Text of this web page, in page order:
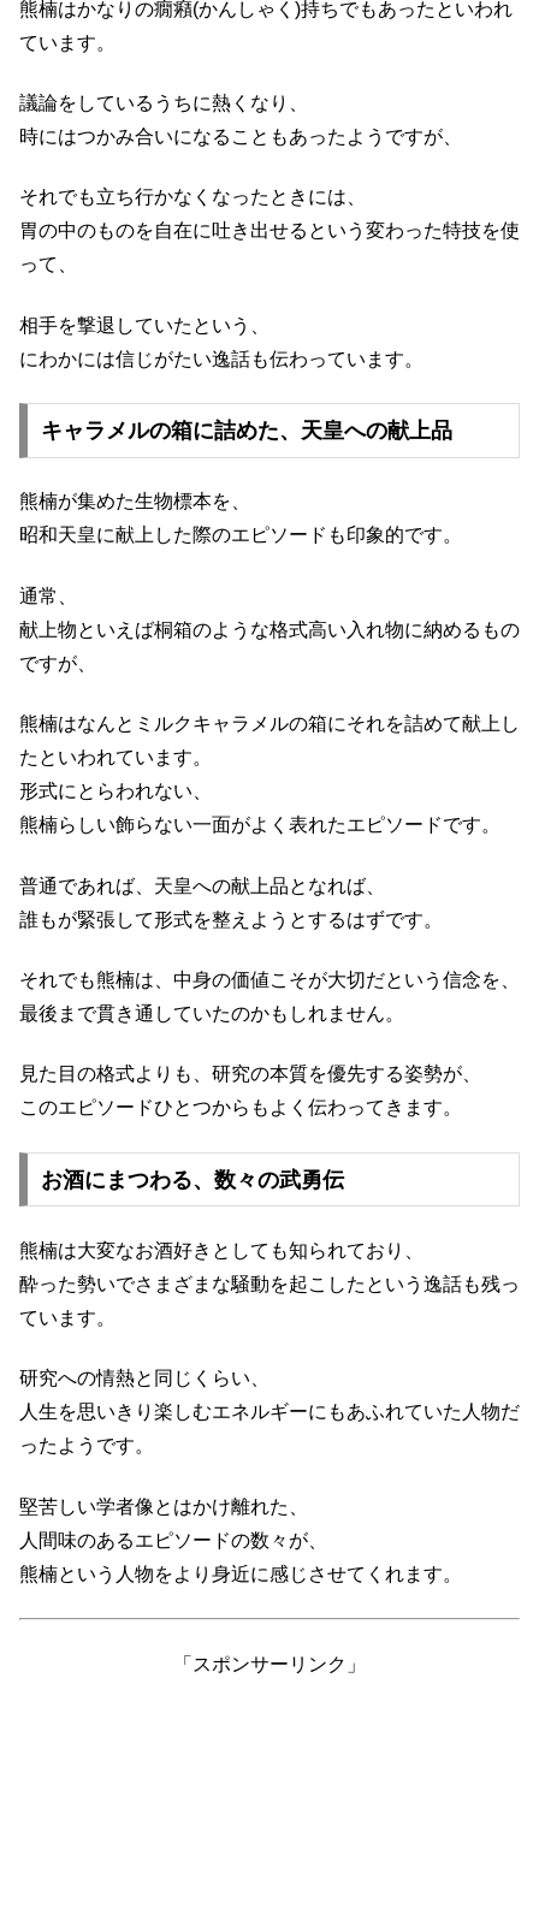
熊楠はかなりの癇癪(かんしゃく)持ちでもあったといわれ
ています。
議論をしているうちに熱くなり、
時にはつかみ合いになることもあったようですが、
それでも立ち行かなくなったときには、
胃の中のものを自在に吐き出せるという変わった特技を使
って、
相手を撃退していたという、
にわかには信じがたい逸話も伝わっています。
キャラメルの箱に詰めた、天皇への献上品
熊楠が集めた生物標本を、
昭和天皇に献上した際のエピソードも印象的です。
通常、
献上物といえば桐箱のような格式高い入れ物に納めるもの
ですが、
熊楠はなんとミルクキャラメルの箱にそれを詰めて献上し
たといわれています。
形式にとらわれない、
熊楠らしい飾らない一面がよく表れたエピソードです。
普通であれば、天皇への献上品となれば、
誰もが緊張して形式を整えようとするはずです。
それでも熊楠は、中身の価値こそが大切だという信念を、
最後まで貫き通していたのかもしれません。
見た目の格式よりも、研究の本質を優先する姿勢が、
このエピソードひとつからもよく伝わってきます。
お酒にまつわる、数々の武勇伝
熊楠は大変なお酒好きとしても知られており、
酔った勢いでさまざまな騒動を起こしたという逸話も残っ
ています。
研究への情熱と同じくらい、
人生を思いきり楽しむエネルギーにもあふれていた人物だ
ったようです。
堅苦しい学者像とはかけ離れた、
人間味のあるエピソードの数々が、
熊楠という人物をより身近に感じさせてくれます。
「スポンサーリンク」